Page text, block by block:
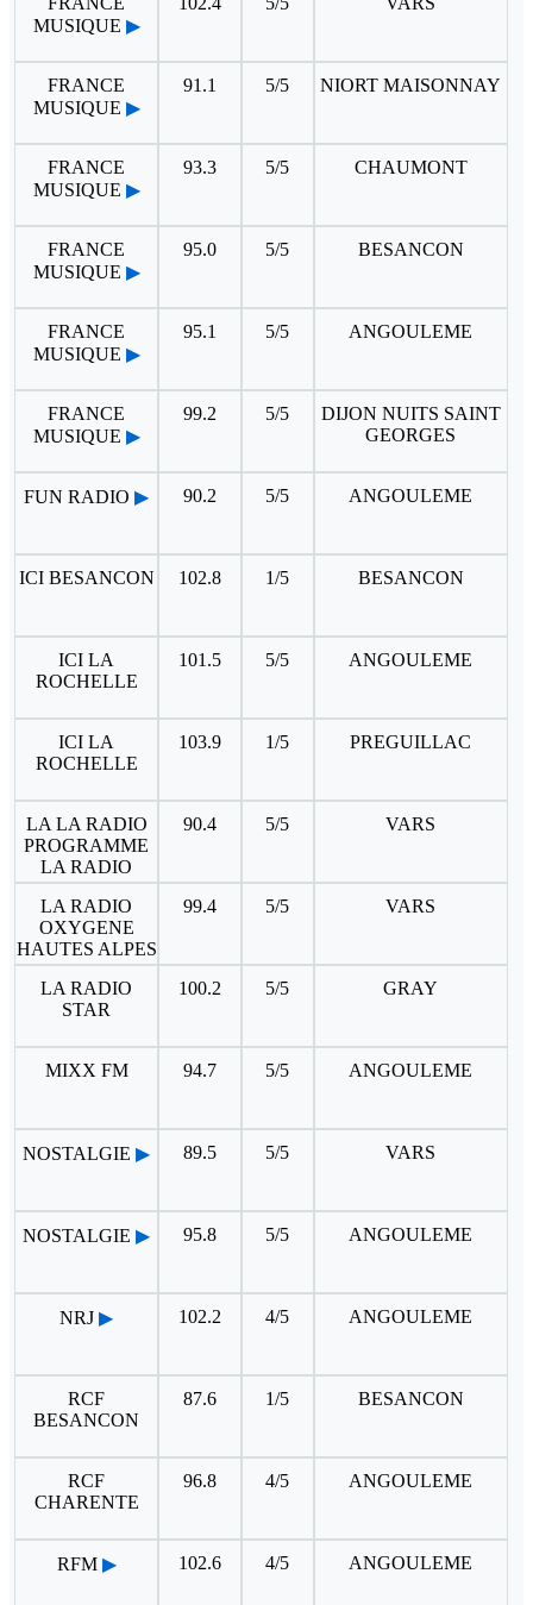
MUSIQUE ▶
FRANCE
MUSIQUE ▶
91.1 5/5 NIORT MAISONNAY
FRANCE
MUSIQUE ▶
93.3 5/5 CHAUMONT
FRANCE
MUSIQUE ▶
95.0 5/5 BESANCON
FRANCE
MUSIQUE ▶
95.1 5/5 ANGOULEME
FRANCE
MUSIQUE ▶
99.2 5/5
DIJON NUITS SAINT
GEORGES
FUN RADIO ▶ 90.2 5/5 ANGOULEME
ICI BESANCON 102.8 1/5 BESANCON
ICI LA
ROCHELLE
101.5 5/5 ANGOULEME
ICI LA
ROCHELLE
103.9 1/5 PREGUILLAC
LA LA RADIO
PROGRAMME
LA RADIO
90.4 5/5 VARS
LA RADIO
OXYGENE
HAUTES ALPES
99.4 5/5 VARS
LA RADIO
STAR
100.2 5/5 GRAY
MIXX FM 94.7 5/5 ANGOULEME
NOSTALGIE ▶ 89.5 5/5 VARS
NOSTALGIE ▶ 95.8 5/5 ANGOULEME
NRJ ▶ 102.2 4/5 ANGOULEME
RCF
BESANCON
87.6 1/5 BESANCON
RCF
CHARENTE
96.8 4/5 ANGOULEME
RFM ▶ 102.6 4/5 ANGOULEME